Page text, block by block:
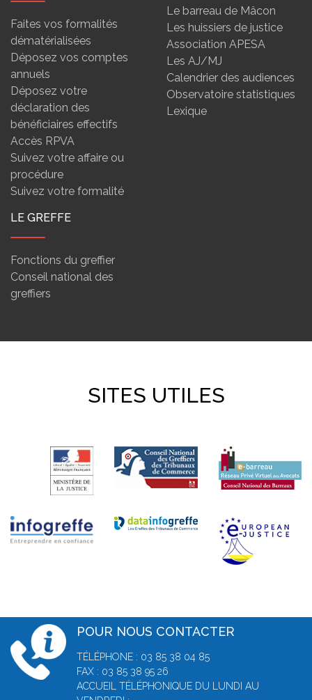
Faites vos formalités
dématérialisées
Déposez vos comptes
annuels
Déposez votre
déclaration des
bénéficiaires effectifs
Accès RPVA
Suivez votre affaire ou
procédure
Suivez votre formalité
Le barreau de Mâcon
Les huissiers de justice
Association APESA
Les AJ/MJ
Calendrier des audiences
Observatoire statistiques
Lexique
LE GREFFE
Fonctions du greffier
Conseil national des
greffiers
SITES UTILES
POUR NOUS CONTACTER
TÉLÉPHONE : 03 85 38 04 85
FAX : 03 85 38 95 26
ACCUEIL TÉLÉPHONIQUE DU LUNDI AU